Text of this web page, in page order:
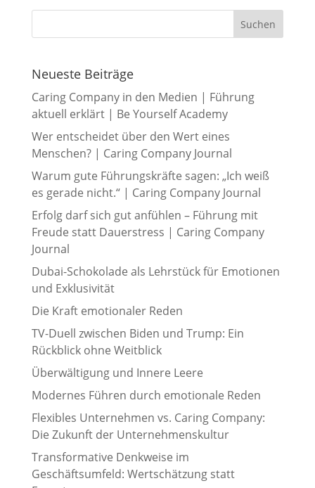
Neueste Beiträge
Caring Company in den Medien | Führung
aktuell erklärt | Be Yourself Academy
Wer entscheidet über den Wert eines
Menschen? | Caring Company Journal
Warum gute Führungskräfte sagen: „Ich weiß
es gerade nicht.“ | Caring Company Journal
Erfolg darf sich gut anfühlen – Führung mit
Freude statt Dauerstress | Caring Company
Journal
Dubai-Schokolade als Lehrstück für Emotionen
und Exklusivität
Die Kraft emotionaler Reden
TV-Duell zwischen Biden und Trump: Ein
Rückblick ohne Weitblick
Überwältigung und Innere Leere
Modernes Führen durch emotionale Reden
Flexibles Unternehmen vs. Caring Company:
Die Zukunft der Unternehmenskultur
Transformative Denkweise im
Geschäftsumfeld: Wertschätzung statt